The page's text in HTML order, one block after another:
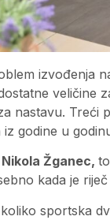
izvođenja
veličine
nastavu. Treći
godine u
Žganec,
kada je
sportska